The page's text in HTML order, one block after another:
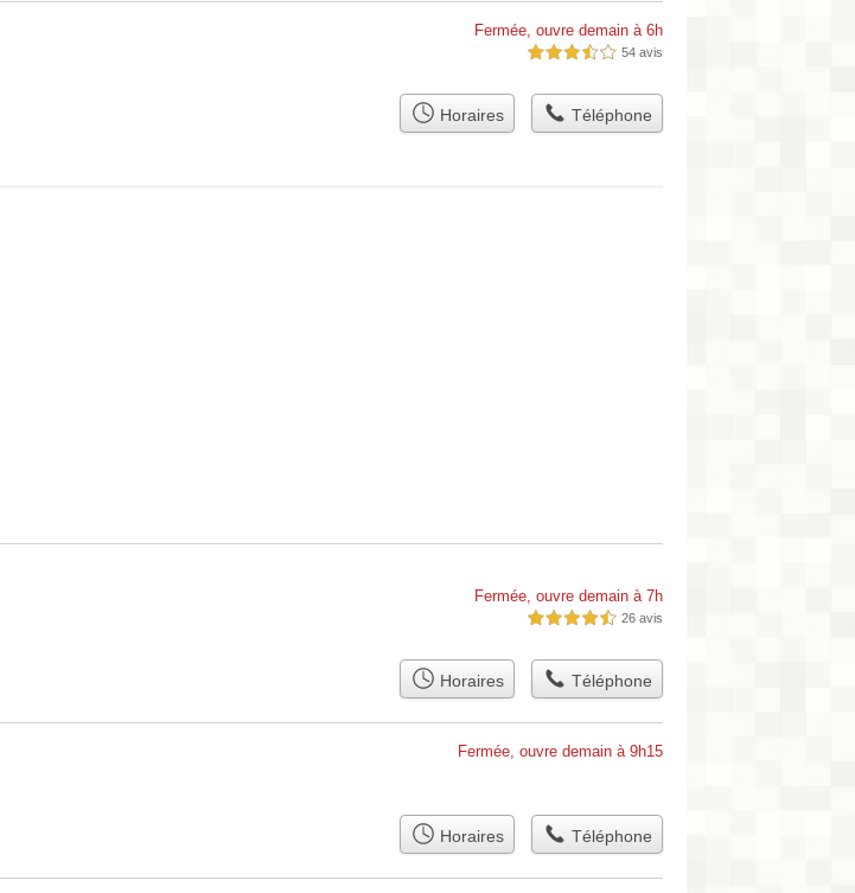
Fermée, ouvre demain à 6h
3,5 étoiles sur 5 54 avis
Horaires Téléphone
Fermée, ouvre demain à 7h
4,5 étoiles sur 5 26 avis
Horaires Téléphone
Fermée, ouvre demain à 9h15
Horaires Téléphone